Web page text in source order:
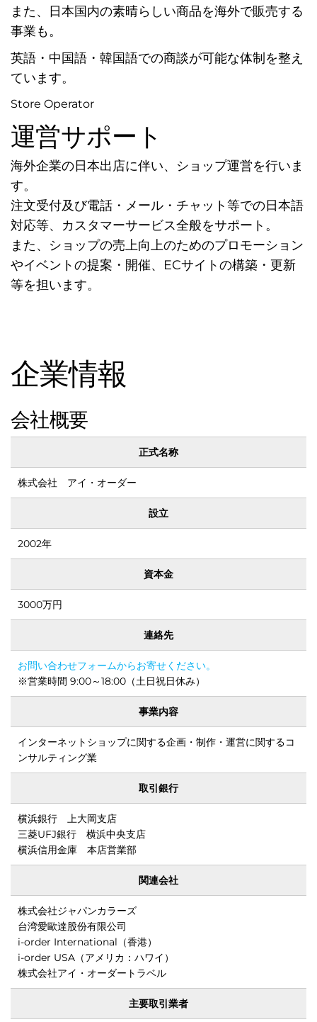
社ア
イ・オ
世界
に埋
もれ
てい
また、日本国内の素晴らしい商品を海外で販売する
事業も。
英語・中国語・韓国語での商談が可能な体制を整え
ています。
Store Operator
運営サポート
海外企業の日本出店に伴い、ショップ運営を行いま
す。
注文受付及び電話・メール・チャット等での日本語
対応等、カスタマーサービス全般をサポート。
また、ショップの売上向上のためのプロモーション
やイベントの提案・開催、ECサイトの構築・更新
等を担います。
企業情報
会社概要
正式名称
株式会社 アイ・オーダー
設立
2002年
資本金
3000万円
連絡先
お問い合わせフォームからお寄せください。
※営業時間 9:00～18:00（土日祝日休み）
事業内容
インターネットショップに関する企画・制作・運営に関するコ
ンサルティング業
取引銀行
横浜銀行 上大岡支店
三菱UFJ銀行 横浜中央支店
横浜信用金庫 本店営業部
関連会社
株式会社ジャパンカラーズ
台湾愛歐達股份有限公司
i-order International（香港）
i-order USA（アメリカ：ハワイ）
株式会社アイ・オーダートラベル
主要取引業者